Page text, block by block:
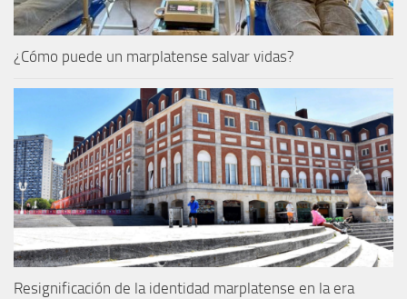
¿Cómo puede un marplatense salvar vidas?
Resignificación de la identidad marplatense en la era